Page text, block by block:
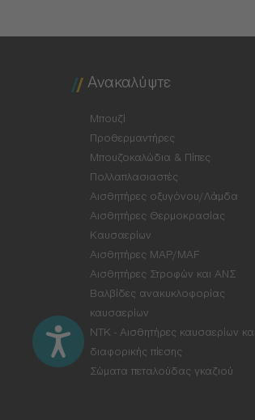
Ανακαλύψτε
Μπουζί
Προθερμαντήρες
Μπουζοκαλώδια & Πίπες
Πολλαπλασιαστές
Αισθητήρες οξυγόνου/Λάμδα
Αισθητήρες Θερμοκρασίας
Καυσαερίων
Αισθητήρες MAP/MAF
Αισθητήρες Στροφών και ΑΝΣ
Βαλβίδες ανακυκλοφορίας
καυσαερίων
NTK - Αισθητήρες καυσαερίων και
διαφορικής πίεσης
Σώματα πεταλούδας γκαζιού